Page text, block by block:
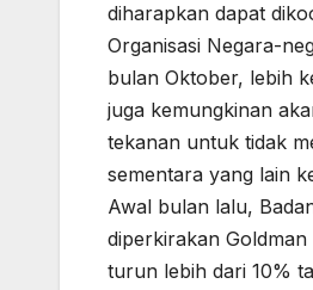
diharapkan dapat
Organisasi Negara-
bulan Oktober, lebih
juga kemungkinan
tekanan untuk tidak
sementara yang lain
Awal bulan lalu,
diperkirakan
turun lebih dari 10%